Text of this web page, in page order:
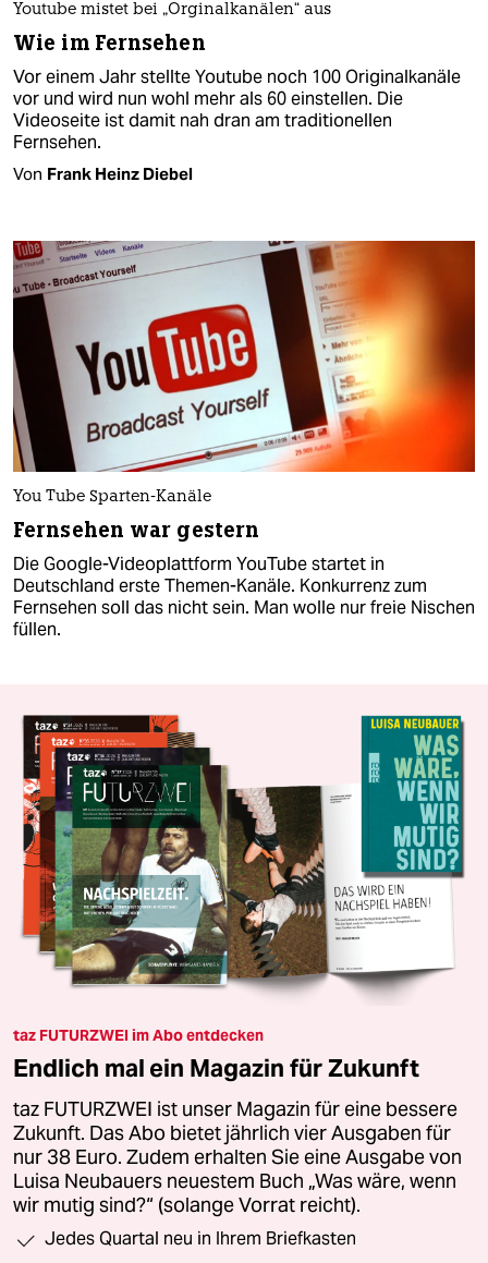
Youtube mistet bei „Orginalkanälen“ aus
Wie im Fernsehen
Vor einem Jahr stellte Youtube noch 100 Originalkanäle
vor und wird nun wohl mehr als 60 einstellen. Die
Videoseite ist damit nah dran am traditionellen
Fernsehen.
Von Frank Heinz Diebel
You Tube Sparten-Kanäle
Fernsehen war gestern
Die Google-Videoplattform YouTube startet in
Deutschland erste Themen-Kanäle. Konkurrenz zum
Fernsehen soll das nicht sein. Man wolle nur freie Nischen
füllen.
taz FUTURZWEI im Abo entdecken
Endlich mal ein Magazin für Zukunft
taz FUTURZWEI ist unser Magazin für eine bessere
Zukunft. Das Abo bietet jährlich vier Ausgaben für
nur 38 Euro. Zudem erhalten Sie eine Ausgabe von
Luisa Neubauers neuestem Buch „Was wäre, wenn
wir mutig sind?“ (solange Vorrat reicht).
Jedes Quartal neu in Ihrem Briefkasten